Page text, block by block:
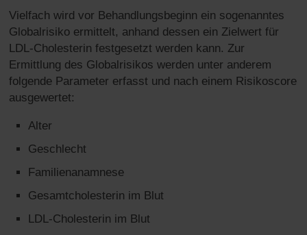
Vielfach wird vor Behandlungsbeginn ein sogenanntes
Globalrisiko ermittelt, anhand dessen ein Zielwert für
LDL-Cholesterin festgesetzt werden kann. Zur
Ermittlung des Globalrisikos werden unter anderem
folgende Parameter erfasst und nach einem Risikoscore
ausgewertet:
Alter
Geschlecht
Familienanamnese
Gesamtcholesterin im Blut
LDL-Cholesterin im Blut